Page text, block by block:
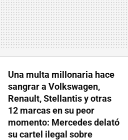
Una multa millonaria hace
sangrar a Volkswagen,
Renault, Stellantis y otras
12 marcas en su peor
momento: Mercedes delató
su cartel ilegal sobre